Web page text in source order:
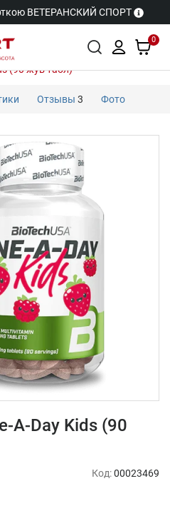
ВЕТЕРАНСКИЙ СПОРТ
0
(90 жув табл)
Отзывы 3 Фото
A-Day Kids (90
Код:00023469